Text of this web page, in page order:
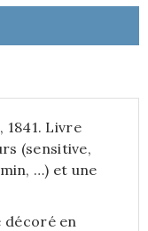
1841. Livre
(sensitive,
…) et une
en